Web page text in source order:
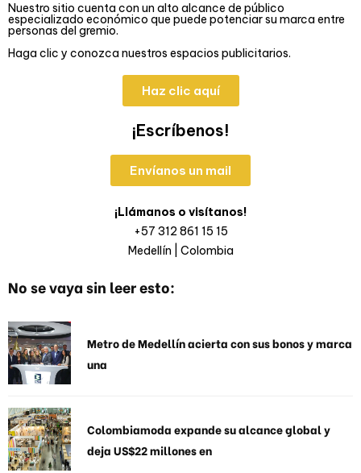
Nuestro sitio cuenta con un alto alcance de público
especializado económico que puede potenciar su marca entre
personas del gremio.
Haga clic y conozca nuestros espacios publicitarios.
Haz clic aquí
¡Escríbenos!
Envíanos un mail
¡Llámanos o visítanos!
+57 312 861 15 15
Medellín | Colombia
No se vaya sin leer esto:
Metro de Medellín acierta con sus bonos y marca
una
Colombiamoda expande su alcance global y
deja US$22 millones en